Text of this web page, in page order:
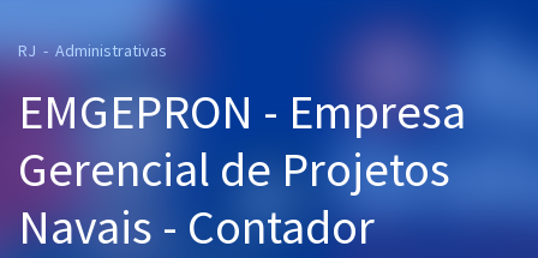
Cursos 20% OFF
Pós
Graduação
RJ - Administrativas
EMGEPRON - Empresa
Gerencial de Projetos
Navais - Contador